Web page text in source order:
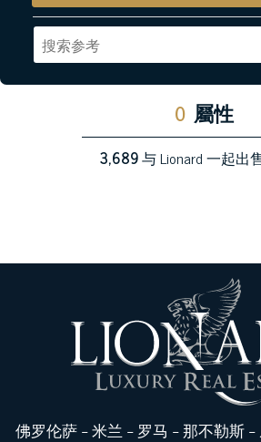
0 屬性
3,689与 Lionard 一起出
佛罗伦萨-米兰 - 罗马 -那不勒斯-